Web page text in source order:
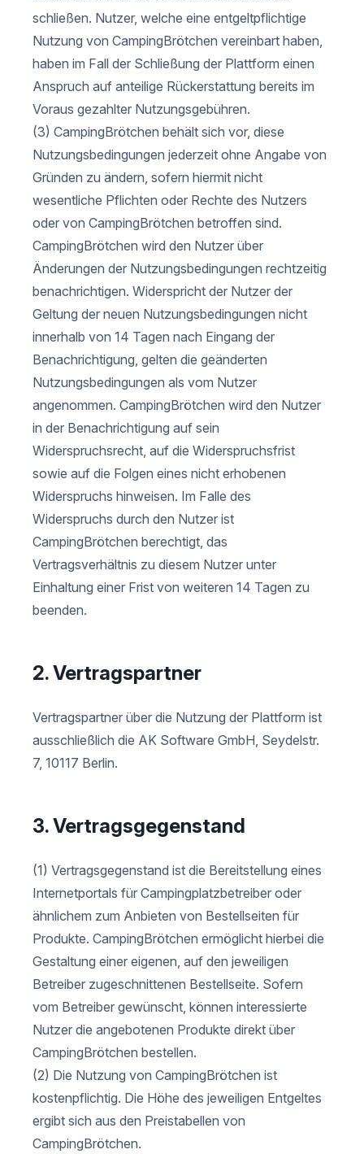
schließen. Nutzer, welche eine entgeltpflichtige
Nutzung von CampingBrötchen vereinbart haben,
haben im Fall der Schließung der Plattform einen
Anspruch auf anteilige Rückerstattung bereits im
Voraus gezahlter Nutzungsgebühren.
(3) CampingBrötchen behält sich vor, diese
Nutzungsbedingungen jederzeit ohne Angabe von
Gründen zu ändern, sofern hiermit nicht
wesentliche Pflichten oder Rechte des Nutzers
oder von CampingBrötchen betroffen sind.
CampingBrötchen wird den Nutzer über
Änderungen der Nutzungsbedingungen rechtzeitig
benachrichtigen. Widerspricht der Nutzer der
Geltung der neuen Nutzungsbedingungen nicht
innerhalb von 14 Tagen nach Eingang der
Benachrichtigung, gelten die geänderten
Nutzungsbedingungen als vom Nutzer
angenommen. CampingBrötchen wird den Nutzer
in der Benachrichtigung auf sein
Widerspruchsrecht, auf die Widerspruchsfrist
sowie auf die Folgen eines nicht erhobenen
Widerspruchs hinweisen. Im Falle des
Widerspruchs durch den Nutzer ist
CampingBrötchen berechtigt, das
Vertragsverhältnis zu diesem Nutzer unter
Einhaltung einer Frist von weiteren 14 Tagen zu
beenden.
2. Vertragspartner
Vertragspartner über die Nutzung der Plattform ist
ausschließlich die AK Software GmbH, Seydelstr.
7, 10117 Berlin.
3. Vertragsgegenstand
(1) Vertragsgegenstand ist die Bereitstellung eines
Internetportals für Campingplatzbetreiber oder
ähnlichem zum Anbieten von Bestellseiten für
Produkte. CampingBrötchen ermöglicht hierbei die
Gestaltung einer eigenen, auf den jeweiligen
Betreiber zugeschnittenen Bestellseite. Sofern
vom Betreiber gewünscht, können interessierte
Nutzer die angebotenen Produkte direkt über
CampingBrötchen bestellen.
(2) Die Nutzung von CampingBrötchen ist
kostenpflichtig. Die Höhe des jeweiligen Entgeltes
ergibt sich aus den Preistabellen von
CampingBrötchen.